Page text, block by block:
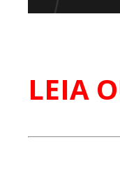
LEIA